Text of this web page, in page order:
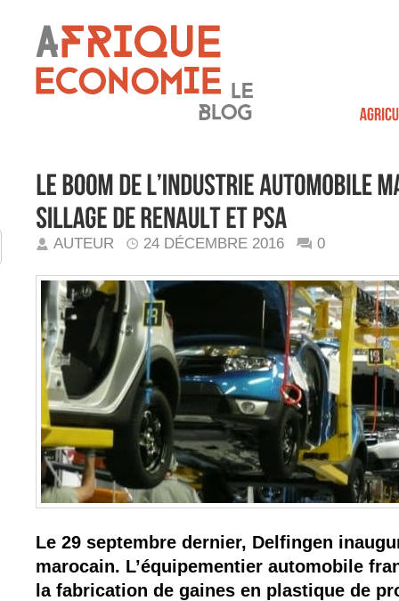
AUTEUR 24 DÉCEMBRE 2016 0
Le 29 septembre dernier, Delfingen
marocain. L’équipementier automobile
la fabrication de gaines en plastique de